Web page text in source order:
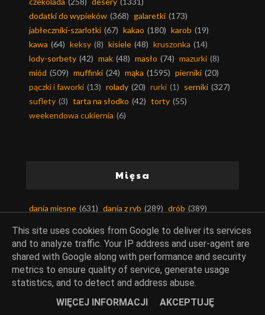
dodatki do wypieków (368) galaretki (173)
jabłeczniki-szarlotki (67) kakao (180) karob (19)
kawa (64) keksy (8) kisiele (48) kruszonka (14)
lody-sorbety (42) mak (48) masło (74) mazurki (8)
miód (509) muffinki (24) mąka (1595) pierniki (20)
pączki i faworki (13) rolady (20) rurki (1) serniki (327)
suflety (3) tarta na słodko (42) torty (55)
weekendowa cukiernia (6)
Mięsa
dania mięsne (631) dania z ryb (289) drób (389)
mięso mielone (171) mięso wieprzowe (354)
mięso wołowe
(131) podroby (28)
słonina
This site uses cookies from Google to deliver its services
and to analyze traffic. Your IP address and user-agent are
shared with Google along with performance and security
metrics to ensure quality of service, generate usage
statistics, and to detect and address abuse.
WIĘCEJ INFORMACJI
AKCEPTUJĘ